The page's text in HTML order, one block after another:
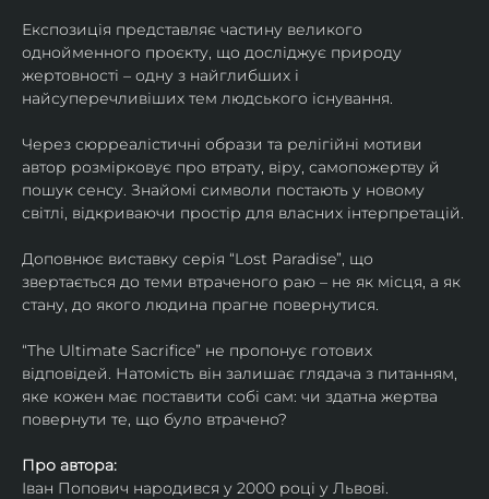
Експозиція представляє частину великого
однойменного проєкту, що досліджує природу
жертовності – одну з найглибших і
найсуперечливіших тем людського існування.
Через сюрреалістичні образи та релігійні мотиви
автор розмірковує про втрату, віру, самопожертву й
пошук сенсу. Знайомі символи постають у новому
світлі, відкриваючи простір для власних інтерпретацій.
Доповнює виставку серія “Lost Paradise”, що
звертається до теми втраченого раю – не як місця, а як
стану, до якого людина прагне повернутися.
“The Ultimate Sacrifice” не пропонує готових
відповідей. Натомість він залишає глядача з питанням,
яке кожен має поставити собі сам: чи здатна жертва
повернути те, що було втрачено?
Про автора:
Іван Попович народився у 2000 році у Львові.